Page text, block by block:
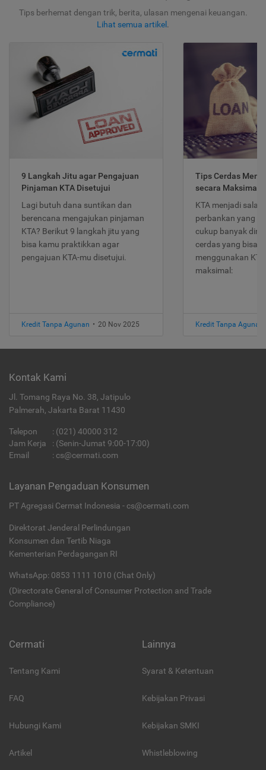
Tips berhemat dengan trik, berita, ulasan mengenai keuangan.
Lihat semua artikel .
9 Langkah Jitu agar Pengajuan
Pinjaman KTA Disetujui
Lagi butuh dana suntikan dan
berencana mengajukan pinjaman
KTA? Berikut 9 langkah jitu yang
bisa kamu praktikkan agar
pengajuan KTA-mu disetujui.
Kredit Tanpa Agunan • 20 Nov 2025
Tips Cerdas
secara Maksimal
KTA menjadi
perbankan yang
cukup banyak
cerdas yang bisa
menggunakan
maksimal:
Kredit Tanpa Agunan
Kontak Kami
Jl. Tomang Raya No. 38, Jatipulo
Palmerah, Jakarta Barat 11430
Telepon : (021) 40000 312
Jam Kerja
: (Senin-Jumat 9:00-17:00)
Email
: cs@cermati.com
Layanan Pengaduan Konsumen
PT Agregasi Cermat Indonesia - cs@cermati.com
Direktorat Jenderal Perlindungan
Konsumen dan Tertib Niaga
Kementerian Perdagangan RI
WhatsApp: 0853 1111 1010 (Chat Only)
(Directorate General of Consumer Protection and Trade
Compliance)
Cermati
Tentang Kami
FAQ
Hubungi Kami
Artikel
Lainnya
Syarat & Ketentuan
Kebijakan Privasi
Kebijakan SMKI
Whistleblowing